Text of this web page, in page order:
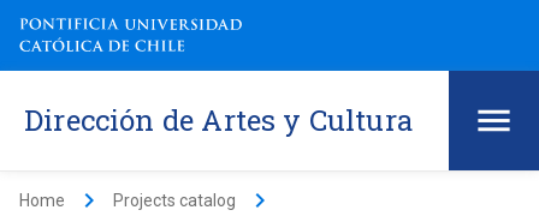
Dirección de Artes y Cultura
Home keyboard_arrow_right Projects catalog keyboard_arrow_right